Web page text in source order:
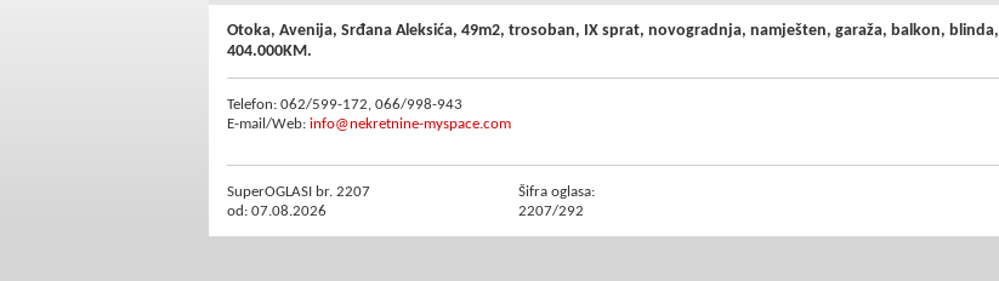
Otoka, Avenija, Srđana Aleksića, 49m2, trosoban, IX sprat, novogradnja, namješten, garaža, balkon, blinda,
404.000KM.
Telefon: 062/599-172, 066/998-943
E-mail/Web: info@nekretnine-myspace.com
SuperOGLASI br. 2207
od: 07.08.2026
Šifra oglasa:
2207/292